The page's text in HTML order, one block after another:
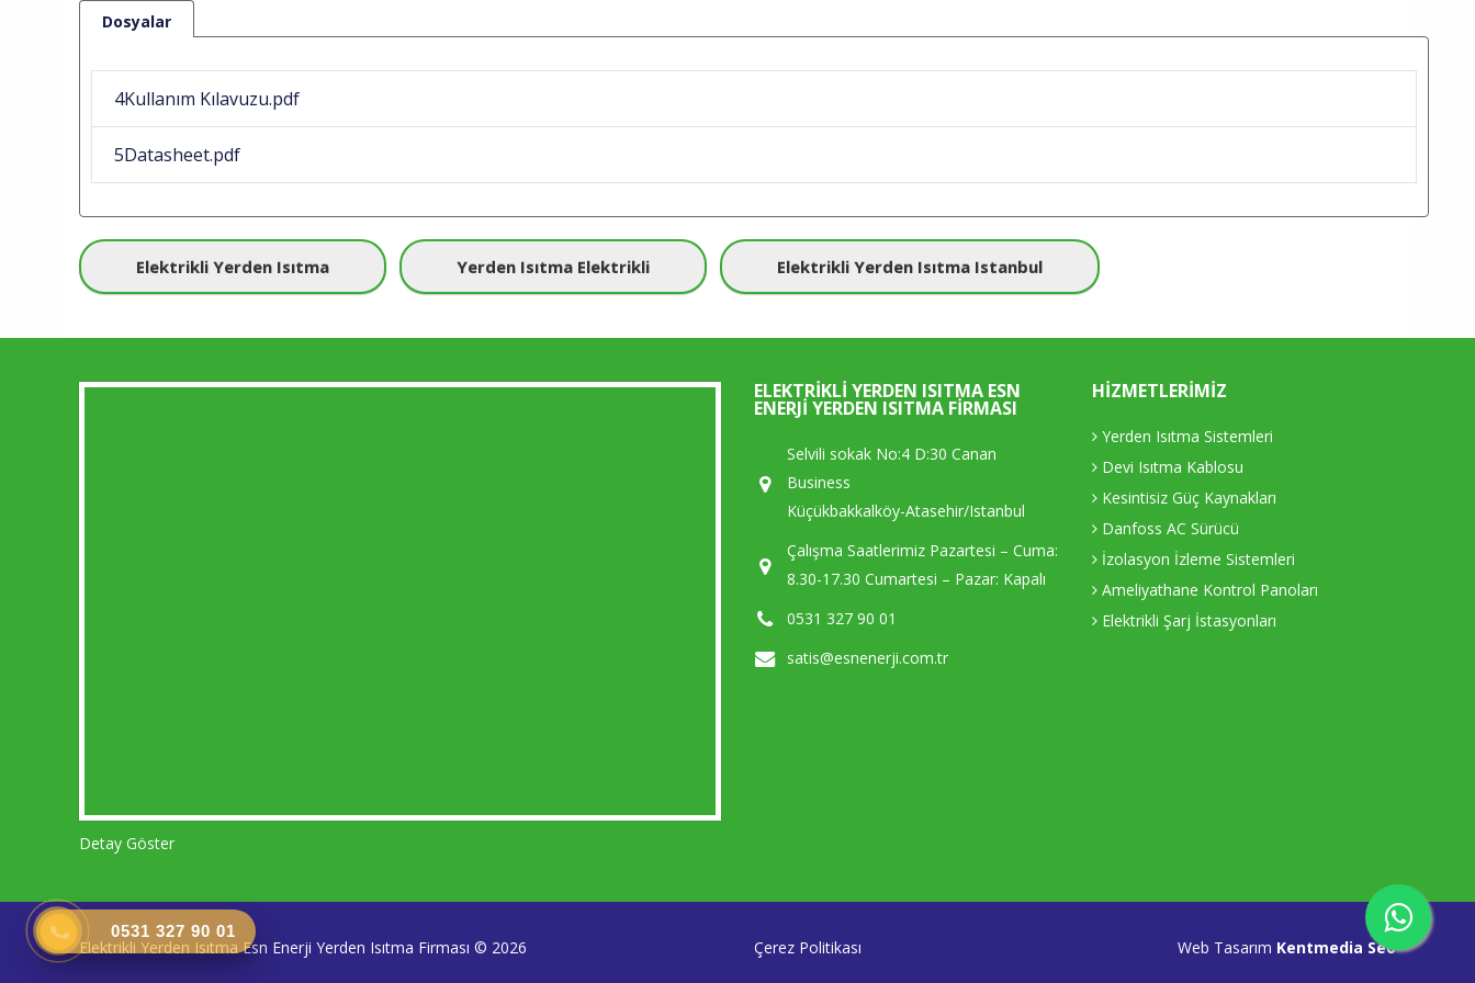
Dosyalar
4Kullanım Kılavuzu.pdf
5Datasheet.pdf
Elektrikli Yerden Isıtma Yerden Isıtma Elektrikli Elektrikli Yerden Isıtma Istanbul
Detay Göster
ELEKTRIKLI YERDEN ISITMA ESN
ENERJI YERDEN ISITMA FIRMASI
Selvili sokak No:4 D:30 Canan
Business
Küçükbakkalköy-Atasehir/Istanbul
Çalışma Saatlerimiz Pazartesi – Cuma:
8.30-17.30 Cumartesi – Pazar: Kapalı
0531 327 90 01
satis@esnenerji.com.tr
HIZMETLERIMIZ
Yerden Isıtma Sistemleri
Devi Isıtma Kablosu
Kesintisiz Güç Kaynakları
Danfoss AC Sürücü
İzolasyon İzleme Sistemleri
Ameliyathane Kontrol Panoları
Elektrikli Şarj İstasyonları
Elektrikli Yerden Isıtma Esn Enerji Yerden Isıtma Firması © 2026 Çerez Politikası Web Tasarım Kentmedia Seo
0531 327 90 01